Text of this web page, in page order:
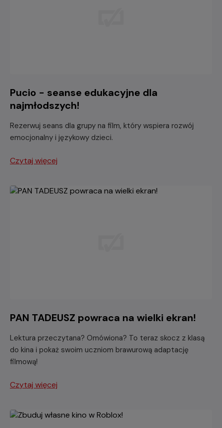
Pucio - seanse edukacyjne dla
najmłodszych!
Rezerwuj seans dla grupy na film, który wspiera rozwój
emocjonalny i językowy dzieci.
Czytaj więcej
PAN TADEUSZ powraca na wielki ekran!
Lektura przeczytana? Omówiona? To teraz skocz z klasą
do kina i pokaż swoim uczniom brawurową adaptację
filmową!
Czytaj więcej